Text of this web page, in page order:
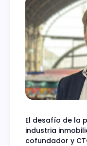
El desafío de la
industria
cofundador y